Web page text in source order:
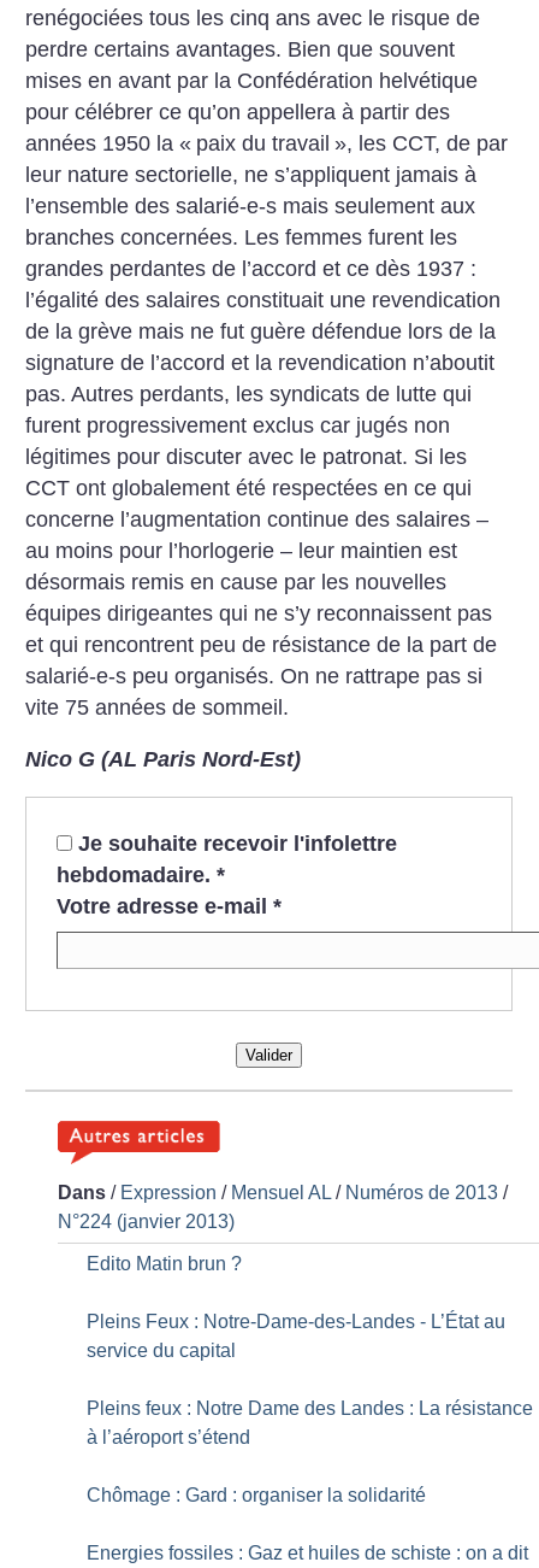
renégociées tous les cinq ans avec le risque de
perdre certains avantages. Bien que souvent
mises en avant par la Confédération helvétique
pour célébrer ce qu’on appellera à partir des
années 1950 la « paix du travail », les CCT, de par
leur nature sectorielle, ne s’appliquent jamais à
l’ensemble des salarié-e-s mais seulement aux
branches concernées. Les femmes furent les
grandes perdantes de l’accord et ce dès 1937 :
l’égalité des salaires constituait une revendication
de la grève mais ne fut guère défendue lors de la
signature de l’accord et la revendication n’aboutit
pas. Autres perdants, les syndicats de lutte qui
furent progressivement exclus car jugés non
légitimes pour discuter avec le patronat. Si les
CCT ont globalement été respectées en ce qui
concerne l’augmentation continue des salaires –
au moins pour l’horlogerie – leur maintien est
désormais remis en cause par les nouvelles
équipes dirigeantes qui ne s’y reconnaissent pas
et qui rencontrent peu de résistance de la part de
salarié-e-s peu organisés. On ne rattrape pas si
vite 75 années de sommeil.
Nico G (AL Paris Nord-Est)
Je souhaite recevoir l'infolettre
hebdomadaire. *
Votre adresse e-mail *
Valider
Dans / Expression / Mensuel AL / Numéros de 2013 /
N°224 (janvier 2013)
Edito Matin brun ?
Pleins Feux : Notre-Dame-des-Landes - L’État au
service du capital
Pleins feux : Notre Dame des Landes : La résistance
à l’aéroport s’étend
Chômage : Gard : organiser la solidarité
Energies fossiles : Gaz et huiles de schiste : on a dit